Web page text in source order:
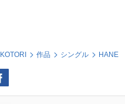
KOTORI 作品 シングル HANE